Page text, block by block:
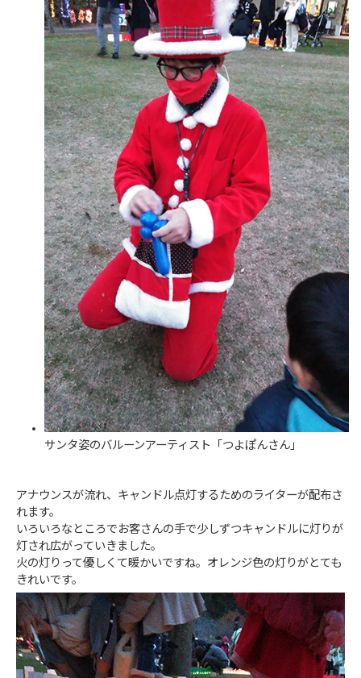
サンタ姿のバルーンアーティスト「つよぽんさん」
アナウンスが流れ、キャンドル点灯するためのライターが配布さ
れます。
いろいろなところでお客さんの手で少しずつキャンドルに灯りが
灯され広がっていきました。
火の灯りって優しくて暖かいですね。オレンジ色の灯りがとても
きれいです。